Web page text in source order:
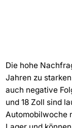
Die hohe
Jahren zu
auch negative
und 18 Zoll sind
Automobilwoche